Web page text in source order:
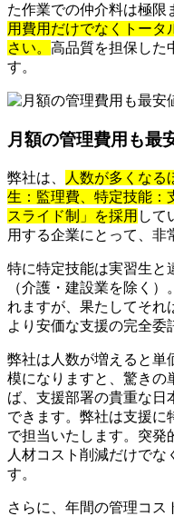
た作業での仲介料は極限
用費用だけでなくトータ
さい。 高品質を担保した
す。
月額の管理費用も最
弊社は、
人数が多くなる
生：監理費、特定技能：
スライド制」を採用 して
用する企業にとって、非
特に特定技能は実習生と
（介護・建設業を除く
れますが、果たしてそれ
より安価な支援の完全委
弊社は人数が増えると単
模になりますと、驚きの
ば、支援部署の貴重な日
できます。弊社は支援に
で担当いたします。突発
人材コスト削減だけでな
す。
さらに、年間の管理コス